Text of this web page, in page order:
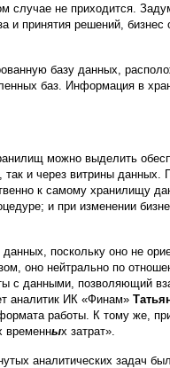
случае не приходится.
и принятия решений, бизнес
базу данных,
баз. Информация в
можно выделить
и через витрины данных.
к самому хранилищу
и при изменении
поскольку оно не
оно нейтрально по
с данными, позволяющий
аналитик ИК «Финам»
работы. К тому же,
временных затрат».
аналитических задач